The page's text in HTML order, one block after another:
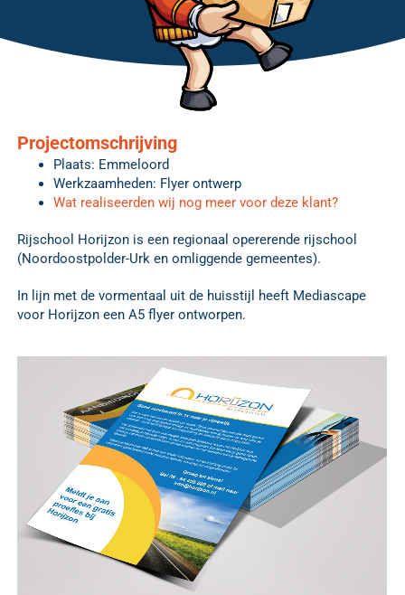
Projectomschrijving
Plaats: Emmeloord
Werkzaamheden: Flyer ontwerp
Wat realiseerden wij nog meer voor deze klant?
Rijschool Horijzon is een regionaal opererende rijschool
(Noordoostpolder-Urk en omliggende gemeentes).
In lijn met de vormentaal uit de huisstijl heeft Mediascape
voor Horijzon een A5 flyer ontworpen.